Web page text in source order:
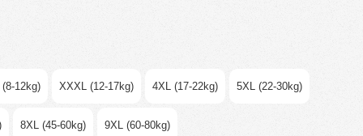
12kg) XXXL (12-17kg) 4XL (17-22kg) 5XL (22-30kg)
8XL (45-60kg) 9XL (60-80kg)